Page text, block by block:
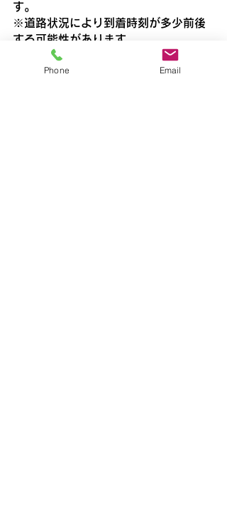
す。
※道路状況により到着時刻が多少前後
する可能性があります。
また到着時刻が10分以上遅れる場合
にはあらかじめご連絡いたします。
Phone Email